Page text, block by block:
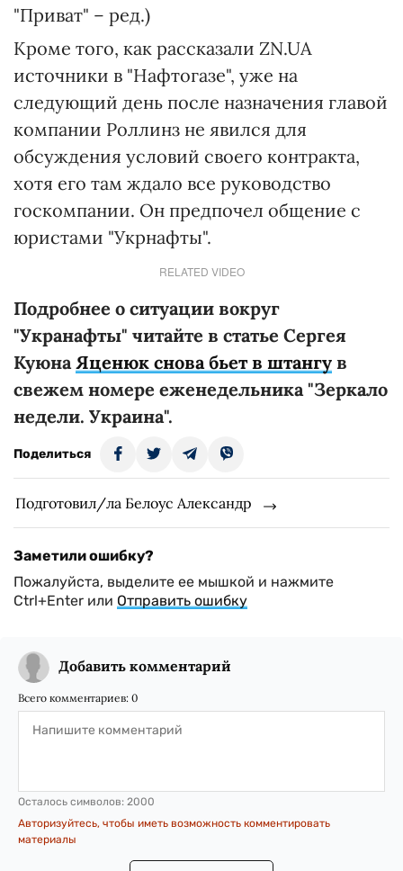
"Приват" – ред.)
Кроме того, как рассказали ZN.UA
источники в "Нафтогазе", уже на
следующий день после назначения главой
компании Роллинз не явился для
обсуждения условий своего контракта,
хотя его там ждало все руководство
госкомпании. Он предпочел общение с
юристами "Укрнафты".
RELATED VIDEO
Подробнее о ситуации вокруг
"Укранафты" читайте в статье Сергея
КуюнаЯценюк снова бьет в штангу в
свежем номере еженедельника "Зеркало
недели. Украина".
Поделиться
Подготовил/ла Белоус Александр
Заметили ошибку?
Пожалуйста, выделите ее мышкой и нажмите
Ctrl+Enter или Отправить ошибку
Добавить комментарий
Всего комментариев: 0
Осталось символов: 2000
Авторизуйтесь, чтобы иметь возможность комментировать
материалы